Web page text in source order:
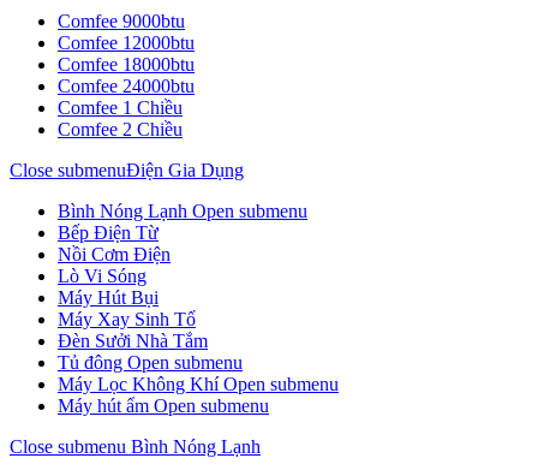
Comfee 9000btu
Comfee 12000btu
Comfee 18000btu
Comfee 24000btu
Comfee 1 Chiều
Comfee 2 Chiều
Close submenuĐiện Gia Dụng
Bình Nóng Lạnh Open submenu
Bếp Điện Từ
Nồi Cơm Điện
Lò Vi Sóng
Máy Hút Bụi
Máy Xay Sinh Tố
Đèn Sưởi Nhà Tắm
Tủ đông Open submenu
Máy Lọc Không KhíOpen submenu
Máy hút ẩm Open submenu
Close submenu Bình Nóng Lạnh